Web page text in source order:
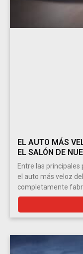
EL AUTO MÁS
EL SALÓN DE
Entre las
el auto más veloz
completamente